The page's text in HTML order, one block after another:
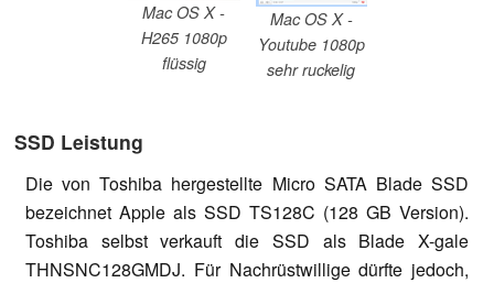
Mac OS X -
H265 1080p
flüssig
Mac OS X -
Youtube 1080p
sehr ruckelig
SSD Leistung
Die von Toshiba hergestellte Micro SATA Blade SSD
bezeichnet Apple als SSD TS128C (128 GB Version).
Toshiba selbst verkauft die SSD alsBlade X-gale
THNSNC128GMDJ. Für Nachrüstwillige dürfte jedoch,